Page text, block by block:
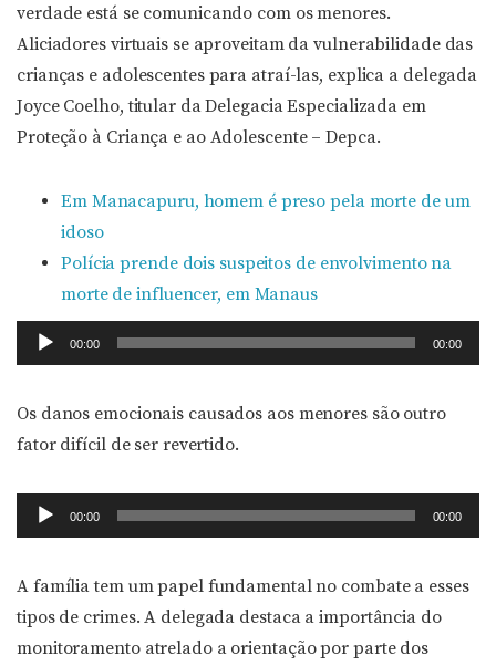
verdade está se comunicando com os menores.
Aliciadores virtuais se aproveitam da vulnerabilidade das
crianças e adolescentes para atraí-las, explica a delegada
Joyce Coelho, titular da Delegacia Especializada em
Proteção à Criança e ao Adolescente – Depca.
Em Manacapuru, homem é preso pela morte de um
idoso
Polícia prende dois suspeitos de envolvimento na
morte de influencer, em Manaus
Tocador
de
00:00 00:00
Os danos emocionais causados aos menores são outro
fator difícil de ser revertido.
Tocador
de
00:00 00:00
A família tem um papel fundamental no combate a esses
tipos de crimes. A delegada destaca a importância do
monitoramento atrelado a orientação por parte dos